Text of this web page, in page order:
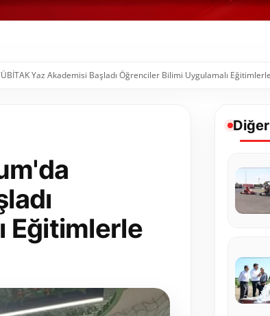
Yaz Akademisi Başladı Öğrenciler Bilimi Uygulamalı
Eğitimlerle